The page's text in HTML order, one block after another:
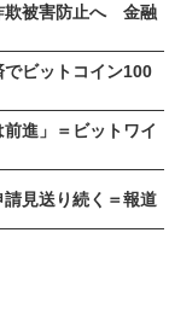
欺被害防止へ 金融
ビットコイン100
進」＝ビットワイ
見送り続く＝報道